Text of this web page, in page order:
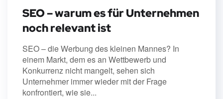
SEO – warum es für Unternehmen
noch relevant ist
SEO – die Werbung des kleinen Mannes? In
einem Markt, dem es an Wettbewerb und
Konkurrenz nicht mangelt, sehen sich
Unternehmer immer wieder mit der Frage
konfrontiert, wie sie...